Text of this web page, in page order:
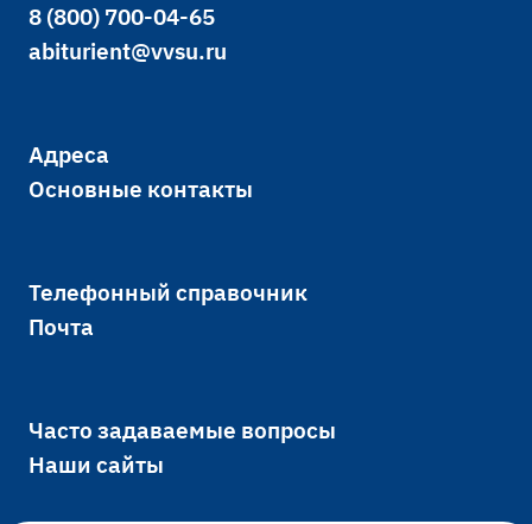
8 (800) 700-04-65
abiturient@vvsu.ru
Адреса
Основные контакты
Телефонный справочник
Почта
Часто задаваемые вопросы
Наши сайты